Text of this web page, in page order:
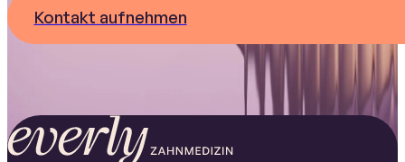
Kontakt aufnehmen